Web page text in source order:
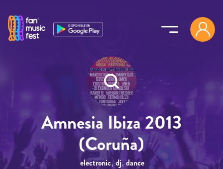
Amnesia Ibiza 2013
(Coruña)
electronic,dj, dance